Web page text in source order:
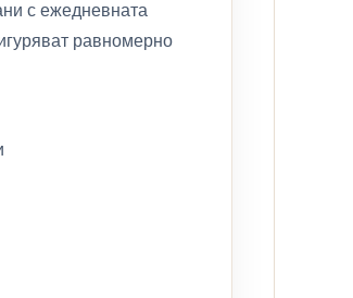
с ежедневната
равномерно